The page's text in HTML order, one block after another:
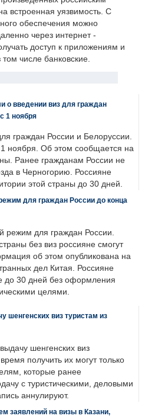
встроенная уязвимость. С
обеспечения можно
через интернет -
доступ к приложениям и
числе банковские.
о введении виз для граждан
1 ноября
граждан России и Белоруссии.
1 ноября. Об этом сообщается на
Ранее гражданам России не
в Черногорию. Россияне
этой страны до 30 дней.
для граждан России до конца
режим для граждан России.
без виз россияне смогут
об этом опубликована на
дел Китая. Россияне
до 30 дней без оформления
целями.
шенгенских виз туристам из
шенгенских виз
получить их могут только
которые ранее
с туристическими, деловыми
аннулируют.
заявлений на визы в Казани,